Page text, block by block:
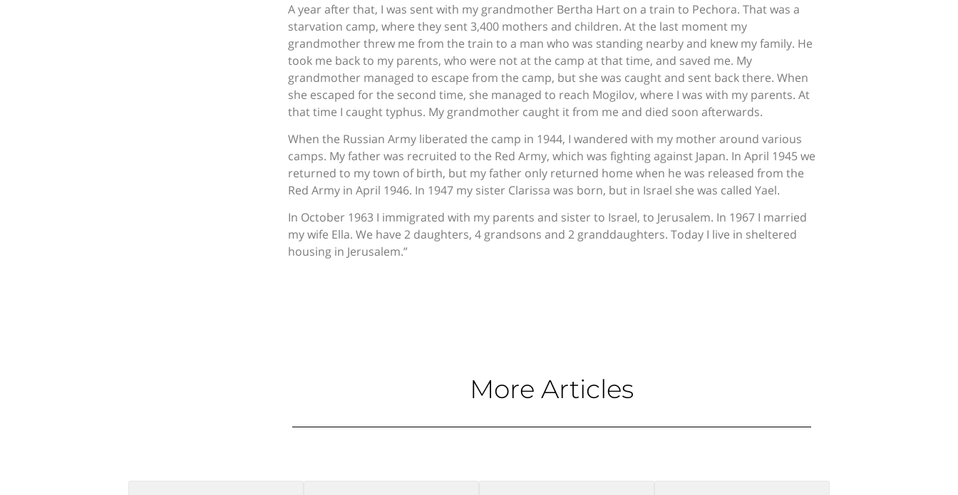
A year after that, I was sent with my grandmother Bertha Hart on a train to Pechora. That was a
starvation camp, where they sent 3,400 mothers and children. At the last moment my
grandmother threw me from the train to a man who was standing nearby and knew my family. He
took me back to my parents, who were not at the camp at that time, and saved me. My
grandmother managed to escape from the camp, but she was caught and sent back there. When
she escaped for the second time, she managed to reach Mogilov, where I was with my parents. At
that time I caught typhus. My grandmother caught it from me and died soon afterwards.
When the Russian Army liberated the camp in 1944, I wandered with my mother around various
camps. My father was recruited to the Red Army, which was fighting against Japan. In April 1945 we
returned to my town of birth, but my father only returned home when he was released from the
Red Army in April 1946. In 1947 my sister Clarissa was born, but in Israel she was called Yael.
In October 1963 I immigrated with my parents and sister to Israel, to Jerusalem. In 1967 I married
my wife Ella. We have 2 daughters, 4 grandsons and 2 granddaughters. Today I live in sheltered
housing in Jerusalem.”
More Articles